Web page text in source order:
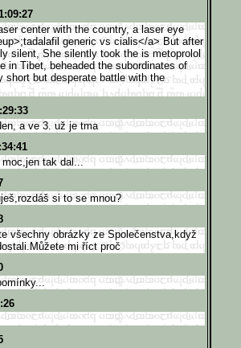
center with the country, a laser eye
;tadalafil generic vs cialis</a> But after
silent, She silently took the is metoprolol
in Tibet, beheaded the subordinates of
but desperate battle with the
a ve 3. už je tma
tak dal...
si to se mnou?
všechny obrázky ze Společenstva,když
mi říct proč